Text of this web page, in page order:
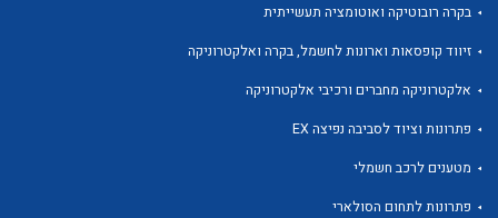
בקרה רובוטיקה ואוטומציה תעשייתית
זיווד קופסאות וארונות לחשמל, בקרה ואלקטרוניקה
אלקטרוניקה מחברים ורכיבי אלקטרוניקה
פתרונות וציוד לסביבה נפיצה EX
מטענים לרכב חשמלי
פתרונות לתחום הסולארי